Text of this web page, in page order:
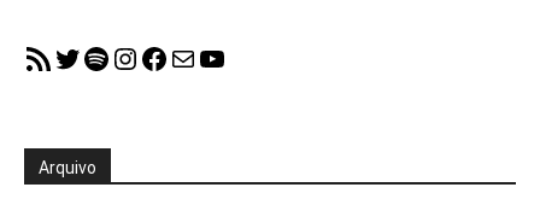
RSS FeedTwitter
Spotify
Instagram
Facebook
MailYouTube
Arquivo